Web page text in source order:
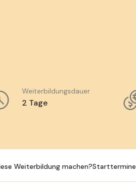
Weiterbildungsdauer
2 Tage
Weiterbildung machen?Starttermine